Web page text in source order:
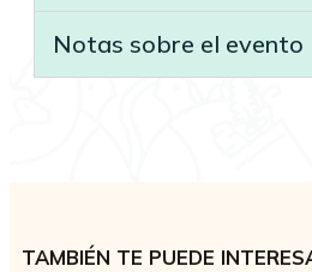
Notas sobre el evento
TAMBIÉN TE PUEDE